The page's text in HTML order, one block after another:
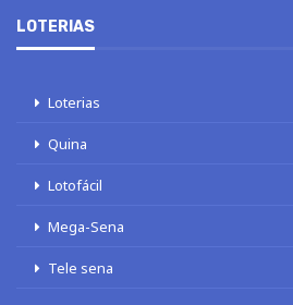
LOTERIAS
Loterias
Quina
Lotofácil
Mega-Sena
Tele sena